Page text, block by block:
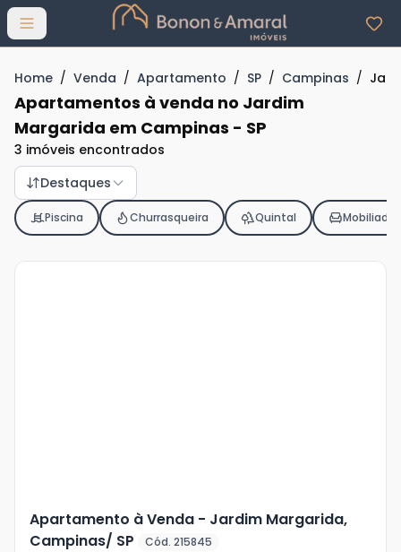
Abrir menu
Home / Venda / Apartamento / SP / Campinas /
Apartamentos à venda no Jardim
Margarida em Campinas - SP
3 imóveis encontrados
Destaques
Piscina Churrasqueira Quintal Mobiliado
Apartamento à Venda - Jardim Margarida,
Campinas/ SP
Cód. 215845